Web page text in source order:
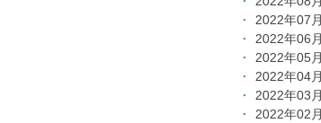
2022年07月
2022年06月
2022年05月
2022年04月
2022年03月
2022年02月